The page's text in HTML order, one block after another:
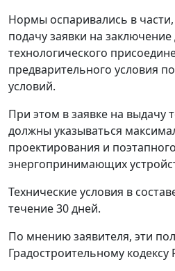
Нормы оспаривались в
подачу заявки на заключение
технологического
предварительного условия
условий.
При этом в заявке на выдачу
должны указываться
проектирования и
энергопринимающих
Технические условия в
течение 30 дней.
По мнению заявителя, эти
Градостроительному кодексу